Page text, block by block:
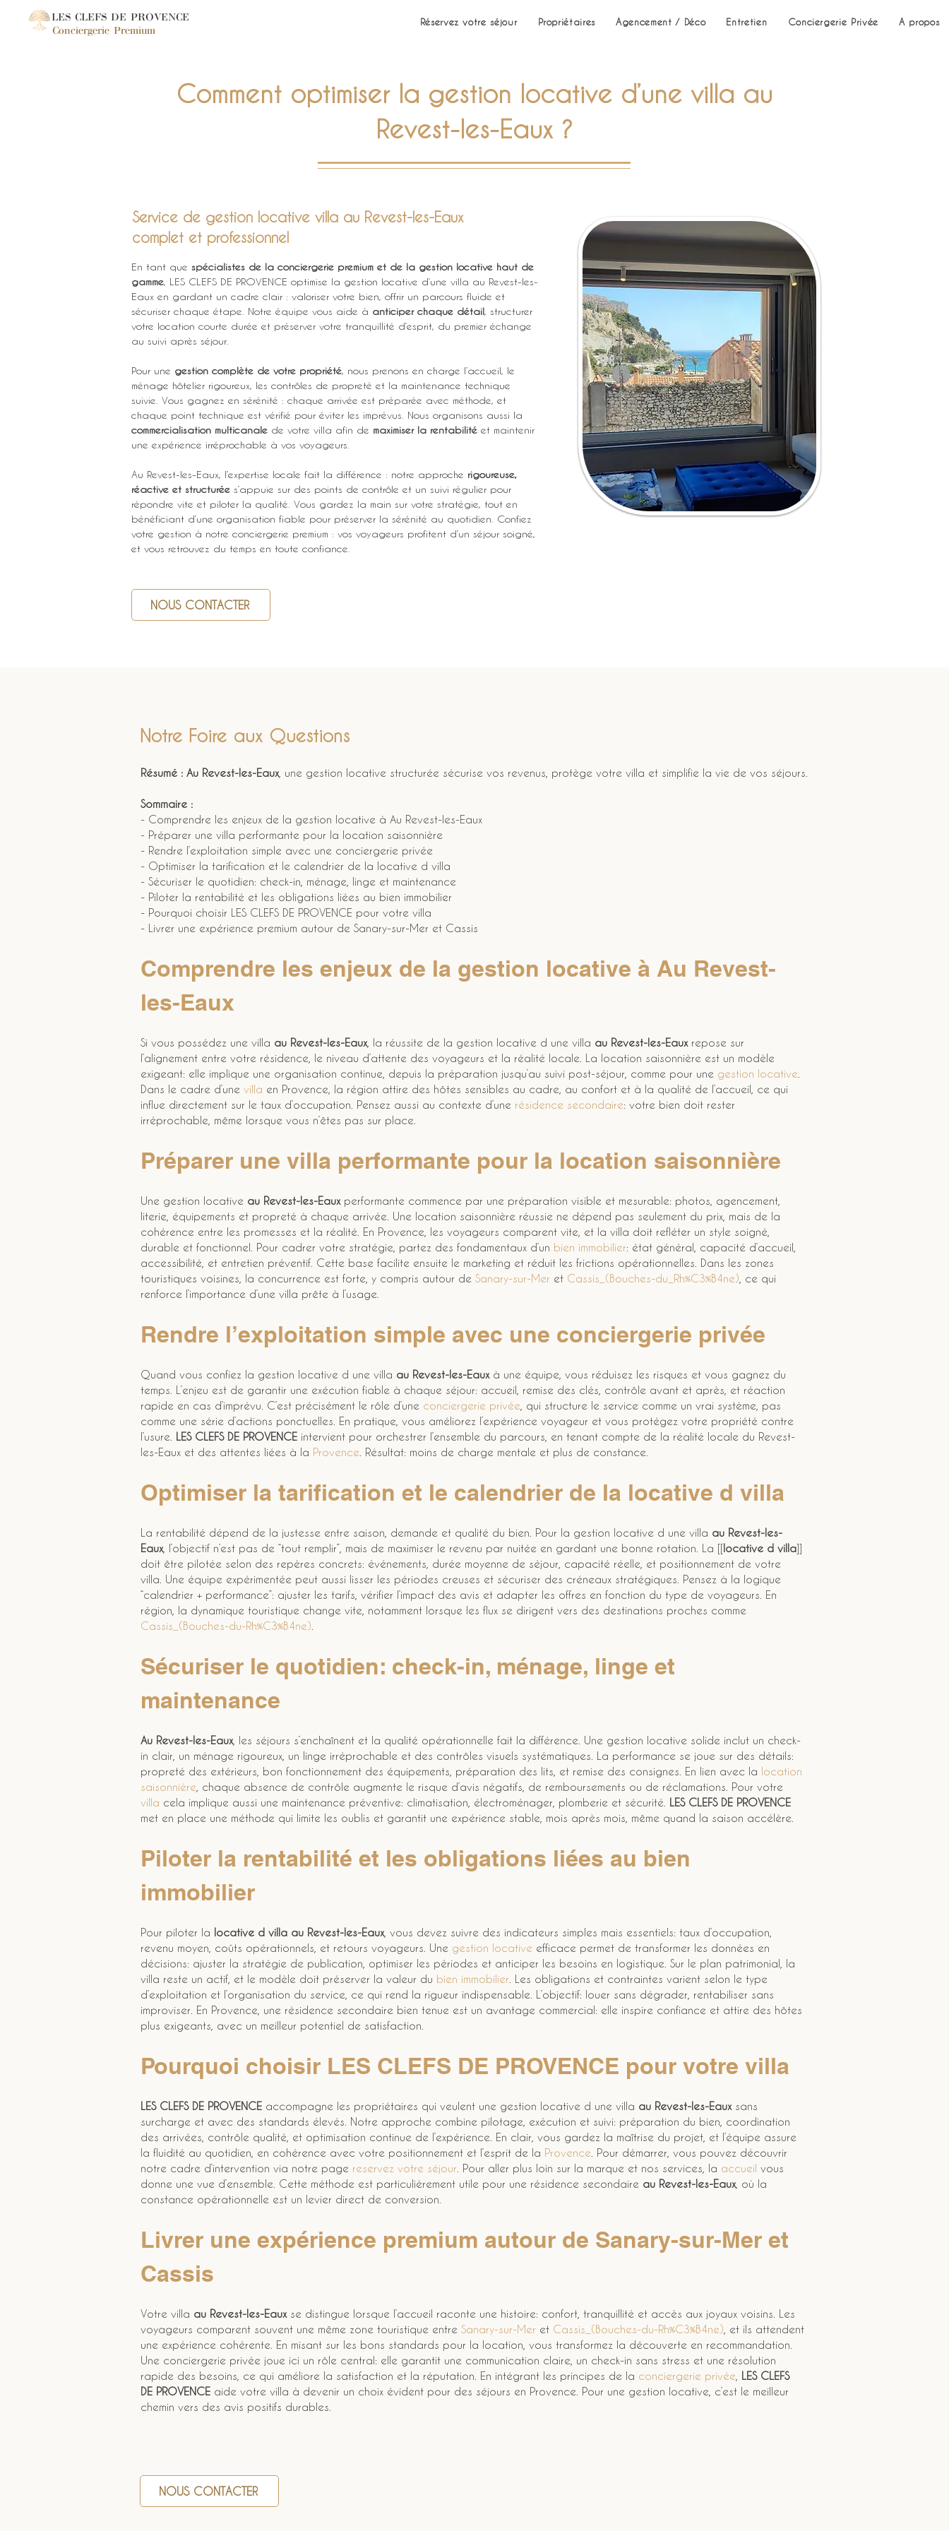
LES CLEFS DE PROVENCE
Conciergerie Premium
Réservez votre séjour Propriétaires Agencement / Déco Entretien Conciergerie Privée A propos
Comment optimiser la gestion locative d’une villa au
Revest-les-Eaux ?
Service de gestion locative villa au Revest-les-Eaux
complet et professionnel
En tant que spécialistes de la conciergerie premium et de la gestion locative haut de
gamme, LES CLEFS DE PROVENCE optimise la gestion locative d’une villa au Revest-les-
Eaux en gardant un cadre clair : valoriser votre bien, offrir un parcours fluide et
sécuriser chaque étape. Notre équipe vous aide à anticiper chaque détail, structurer
votre location courte durée et préserver votre tranquillité d’esprit, du premier échange
au suivi après séjour.
Pour une gestion complète de votre propriété, nous prenons en charge l’accueil, le
ménage hôtelier rigoureux, les contrôles de propreté et la maintenance technique
suivie. Vous gagnez en sérénité : chaque arrivée est préparée avec méthode, et
chaque point technique est vérifié pour éviter les imprévus. Nous organisons aussi la
commercialisation multicanale de votre villa afin de maximiser la rentabilité et maintenir
une expérience irréprochable à vos voyageurs.
Au Revest-les-Eaux, l’expertise locale fait la différence : notre approche rigoureuse,
réactive et structurée s’appuie sur des points de contrôle et un suivi régulier pour
répondre vite et piloter la qualité. Vous gardez la main sur votre stratégie, tout en
bénéficiant d’une organisation fiable pour préserver la sérénité au quotidien. Confiez
votre gestion à notre conciergerie premium : vos voyageurs profitent d’un séjour soigné,
et vous retrouvez du temps en toute confiance.
NOUS CONTACTER
Notre Foire aux Questions
Résumé : Au Revest-les-Eaux , une gestion locative structurée sécurise vos revenus, protège votre villa et simplifie la vie de vos séjours.
Sommaire :
- Comprendre les enjeux de la gestion locative à Au Revest-les-Eaux
- Préparer une villa performante pour la location saisonnière
- Rendre l’exploitation simple avec une conciergerie privée
- Optimiser la tarification et le calendrier de la locative d villa
- Sécuriser le quotidien: check-in, ménage, linge et maintenance
- Piloter la rentabilité et les obligations liées au bien immobilier
- Pourquoi choisir LES CLEFS DE PROVENCE pour votre villa
- Livrer une expérience premium autour de Sanary-sur-Mer et Cassis
Comprendre les enjeux de la gestion locative à Au Revest-
les-Eaux
Si vous possédez une villa au Revest-les-Eaux , la réussite de la gestion locative d une villa au Revest-les-Eaux repose sur
l’alignement entre votre résidence, le niveau d’attente des voyageurs et la réalité locale. La location saisonnière est un modèle
exigeant: elle implique une organisation continue, depuis la préparation jusqu’au suivi post-séjour, comme pour une gestion locative
Dans le cadre d’une villa en Provence, la région attire des hôtes sensibles au cadre, au confort et à la qualité de l’accueil, ce qui
influe directement sur le taux d’occupation. Pensez aussi au contexte d’une résidence secondaire: votre bien doit rester
irréprochable, même lorsque vous n’êtes pas sur place.
Préparer une villa performante pour la location saisonnière
Une gestion locative au Revest-les-Eaux performante commence par une préparation visible et mesurable: photos, agencement,
literie, équipements et propreté à chaque arrivée. Une location saisonnière réussie ne dépend pas seulement du prix, mais de la
cohérence entre les promesses et la réalité. En Provence, les voyageurs comparent vite, et la villa doit refléter un style soigné,
durable et fonctionnel. Pour cadrer votre stratégie, partez des fondamentaux d’un bien immobilier: état général, capacité d’accueil,
accessibilité, et entretien préventif. Cette base facilite ensuite le marketing et réduit les frictions opérationnelles. Dans les zones
touristiques voisines, la concurrence est forte, y compris autour de Sanary-sur-Mer et Cassis_(Bouches-du_Rh%C3%B4ne) , ce qui
renforce l’importance d’une villa prête à l’usage.
Rendre l’exploitation simple avec une conciergerie privée
Quand vous confiez la gestion locative d une villa au Revest-les-Eaux à une équipe, vous réduisez les risques et vous gagnez du
temps. L’enjeu est de garantir une exécution fiable à chaque séjour: accueil, remise des clés, contrôle avant et après, et réaction
rapide en cas d’imprévu. C’est précisément le rôle d’une conciergerie privée , qui structure le service comme un vrai système, pas
comme une série d’actions ponctuelles. En pratique, vous améliorez l’expérience voyageur et vous protégez votre propriété contre
l’usure. LES CLEFS DE PROVENCE intervient pour orchestrer l’ensemble du parcours, en tenant compte de la réalité locale du Revest-
les-Eaux et des attentes liées à la Provence . Résultat: moins de charge mentale et plus de constance.
Optimiser la tarification et le calendrier de la locative d villa
La rentabilité dépend de la justesse entre saison, demande et qualité du bien. Pour la gestion locative d une villa au Revest-les-
Eaux , l’objectif n’est pas de “tout remplir”, mais de maximiser le revenu par nuitée en gardant une bonne rotation. La [[locative d villa]]
doit être pilotée selon des repères concrets: événements, durée moyenne de séjour, capacité réelle, et positionnement de votre
villa. Une équipe expérimentée peut aussi lisser les périodes creuses et sécuriser des créneaux stratégiques. Pensez à la logique
“calendrier + performance”: ajuster les tarifs, vérifier l’impact des avis et adapter les offres en fonction du type de voyageurs. En
région, la dynamique touristique change vite, notamment lorsque les flux se dirigent vers des destinations proches comme
Cassis_(Bouches-du-Rh%C3%B4ne)
Sécuriser le quotidien: check-in, ménage, linge et
maintenance
Au Revest-les-Eaux , les séjours s’enchaînent et la qualité opérationnelle fait la différence. Une gestion locative solide inclut un check-
in clair, un ménage rigoureux, un linge irréprochable et des contrôles visuels systématiques. La performance se joue sur des détails:
propreté des extérieurs, bon fonctionnement des équipements, préparation des lits, et remise des consignes. En lien avec la location
saisonnière , chaque absence de contrôle augmente le risque d’avis négatifs, de remboursements ou de réclamations. Pour votre
villa cela implique aussi une maintenance préventive: climatisation, électroménager, plomberie et sécurité. LES CLEFS DE PROVENCE
met en place une méthode qui limite les oublis et garantit une expérience stable, mois après mois, même quand la saison accélère.
Piloter la rentabilité et les obligations liées au bien
immobilier
Pour piloter la locative d villa au Revest-les-Eaux , vous devez suivre des indicateurs simples mais essentiels: taux d’occupation,
revenu moyen, coûts opérationnels, et retours voyageurs. Une gestion locative efficace permet de transformer les données en
décisions: ajuster la stratégie de publication, optimiser les périodes et anticiper les besoins en logistique. Sur le plan patrimonial, la
villa reste un actif, et le modèle doit préserver la valeur du bien immobilier . Les obligations et contraintes varient selon le type
d’exploitation et l’organisation du service, ce qui rend la rigueur indispensable. L’objectif: louer sans dégrader, rentabiliser sans
improviser. En Provence, une résidence secondaire bien tenue est un avantage commercial: elle inspire confiance et attire des hôtes
plus exigeants, avec un meilleur potentiel de satisfaction.
Pourquoi choisir LES CLEFS DE PROVENCE pour votre villa
LES CLEFS DE PROVENCE accompagne les propriétaires qui veulent une gestion locative d une villa au Revest-les-Eaux sans
surcharge et avec des standards élevés. Notre approche combine pilotage, exécution et suivi: préparation du bien, coordination
des arrivées, contrôle qualité, et optimisation continue de l’expérience. En clair, vous gardez la maîtrise du projet, et l’équipe assure
la fluidité au quotidien, en cohérence avec votre positionnement et l’esprit de la Provence . Pour démarrer, vous pouvez découvrir
notre cadre d’intervention via notre page reservez votre séjour . Pour aller plus loin sur la marque et nos services, la accueil vous
donne une vue d’ensemble. Cette méthode est particulièrement utile pour une résidence secondaire au Revest-les-Eaux , où la
constance opérationnelle est un levier direct de conversion.
Livrer une expérience premium autour de Sanary-sur-Mer et
Cassis
Votre villa au Revest-les-Eaux se distingue lorsque l’accueil raconte une histoire: confort, tranquillité et accès aux joyaux voisins. Les
voyageurs comparent souvent une même zone touristique entre Sanary-sur-Mer et Cassis_(Bouches-du-Rh%C3%B4ne) , et ils attendent
une expérience cohérente. En misant sur les bons standards pour la location, vous transformez la découverte en recommandation.
Une conciergerie privée joue ici un rôle central: elle garantit une communication claire, un check-in sans stress et une résolution
rapide des besoins, ce qui améliore la satisfaction et la réputation. En intégrant les principes de la conciergerie privée LES CLEFS
DE PROVENCE aide votre villa à devenir un choix évident pour des séjours en Provence. Pour une gestion locative, c’est le meilleur
chemin vers des avis positifs durables.
NOUS CONTACTER